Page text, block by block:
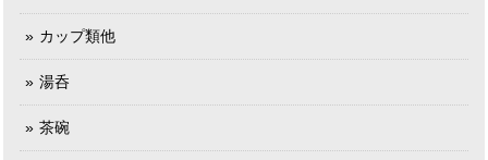
カップ類他
湯呑
茶碗